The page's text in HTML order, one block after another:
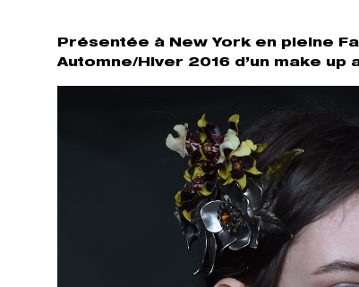
Présentée à New York en pleine
Automne/Hiver 2016 d’un make up